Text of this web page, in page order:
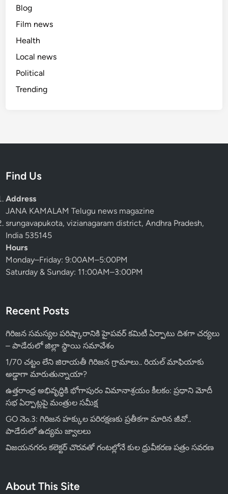
Blog
Film news
Health
Local news
Political
Trending
Find Us
Address
JANA KAMALAM Telugu news magazine
srungavapukota, vizianagaram district, Andhra Pradesh,
India 535145
Hours
Monday–Friday: 9:00AM–5:00PM
Saturday & Sunday: 11:00AM–3:00PM
Recent Posts
గిరిజన సమస్యల పరిష్కారానికి హైపవర్ కమిటీ ఏర్పాటు దిశగా చర్యలు
– పాడేరులో జిల్లా స్థాయి సమావేశం
1/70 చట్టం లేని జిరాయతీ గిరిజన గ్రామాలు.. రియల్ మాఫియాకు
అడ్డాగా మారుతున్నాయా?
ఉత్తరాంధ్ర అభివృద్ధికి భోగాపురం విమానాశ్రయం కీలకం: ప్రధాని మోదీ
సభ ఏర్పాట్లపై మంత్రుల సమీక్ష
GO నెం.3: గిరిజన హక్కుల పరిరక్షణకు ప్రతీకగా మారిన జీవో..
పాడేరులో ఉద్యమ జ్వాలలు
విజయనగరం కలెక్టర్ చొరవతో గంటల్లోనే కుల ధ్రువీకరణ పత్రం సవరణ
About This Site